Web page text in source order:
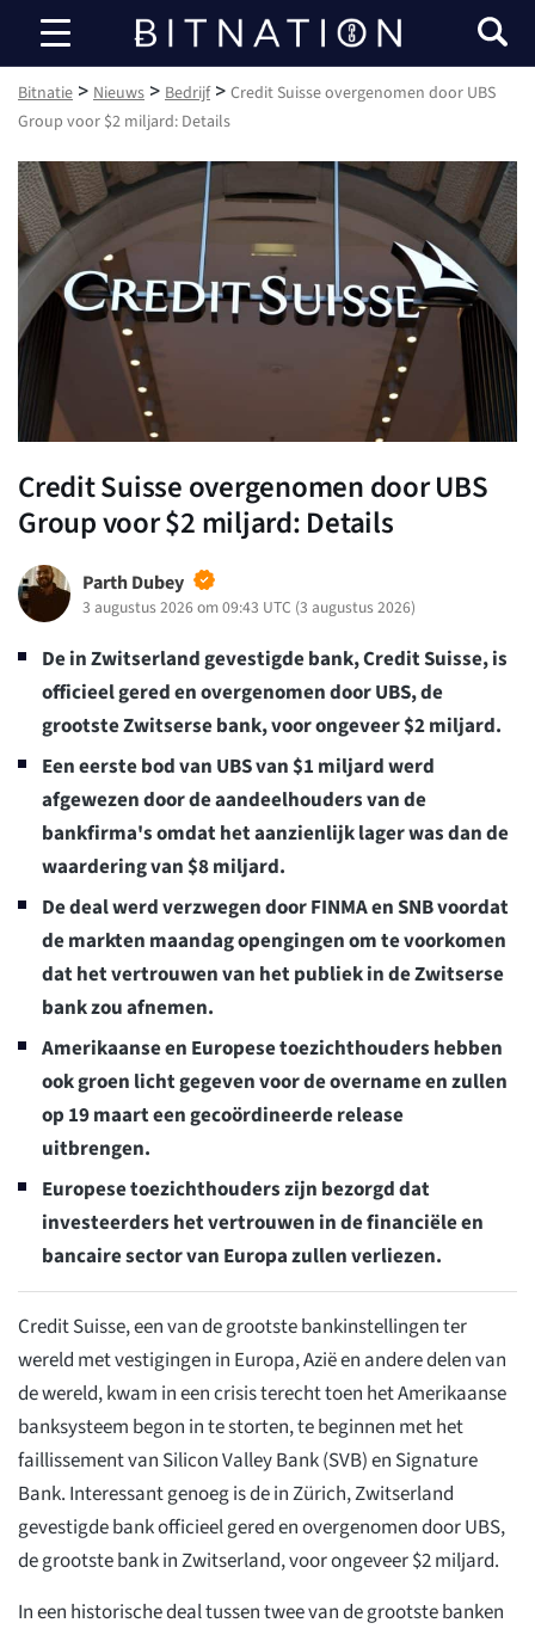
Bitnatie
Bitnatie > Nieuws > Bedrijf> Credit Suisse overgenomen door UBS
Group voor $2 miljard: Details
Credit Suisse overgenomen door UBS
Group voor $2 miljard: Details
Parth Dubey
3 augustus 2026 om 09:43 UTC (3 augustus 2026)
De in Zwitserland gevestigde bank, Credit Suisse, is
officieel gered en overgenomen door UBS, de
grootste Zwitserse bank, voor ongeveer $2 miljard.
Een eerste bod van UBS van $1 miljard werd
afgewezen door de aandeelhouders van de
bankfirma's omdat het aanzienlijk lager was dan de
waardering van $8 miljard.
De deal werd verzwegen door FINMA en SNB voordat
de markten maandag opengingen om te voorkomen
dat het vertrouwen van het publiek in de Zwitserse
bank zou afnemen.
Amerikaanse en Europese toezichthouders hebben
ook groen licht gegeven voor de overname en zullen
op 19 maart een gecoördineerde release
uitbrengen.
Europese toezichthouders zijn bezorgd dat
investeerders het vertrouwen in de financiële en
bancaire sector van Europa zullen verliezen.
Credit Suisse, een van de grootste bankinstellingen ter
wereld met vestigingen in Europa, Azië en andere delen van
de wereld, kwam in een crisis terecht toen het Amerikaanse
banksysteem begon in te storten, te beginnen met het
faillissement van Silicon Valley Bank (SVB) en Signature
Bank. Interessant genoeg is de in Zürich, Zwitserland
gevestigde bank officieel gered en overgenomen door UBS,
de grootste bank in Zwitserland, voor ongeveer $2 miljard.
In een historische deal tussen twee van de grootste banken